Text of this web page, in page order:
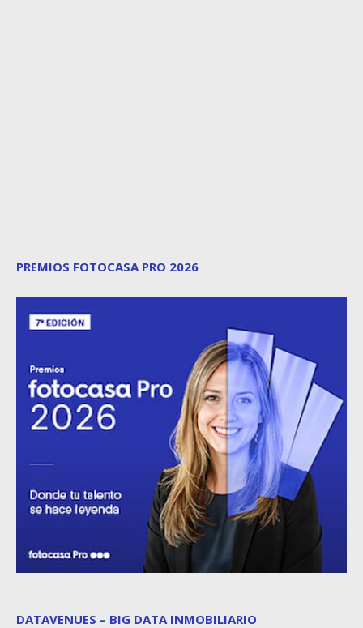
PREMIOS FOTOCASA PRO 2026
DATAVENUES – BIG DATA INMOBILIARIO